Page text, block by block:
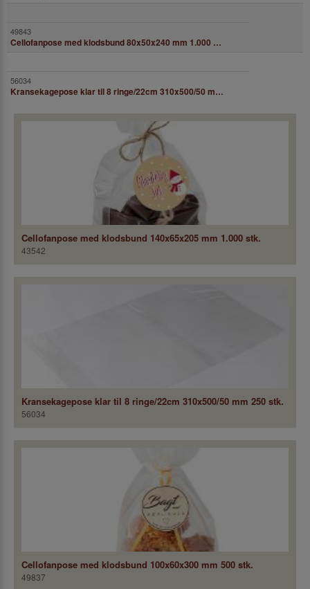
Cellofanpose med klodsbund 80x50x240 mm 1.000 stk.
Kransekagepose klar til 8 ringe/22cm 310x500/50 mm 250 stk.
Cellofanpose med klodsbund 140x65x205 mm 1.000 stk.
43542
Kransekagepose klar til 8 ringe/22cm 310x500/50 mm 250 stk.
56034
Cellofanpose med klodsbund 100x60x300 mm 500 stk.
49837